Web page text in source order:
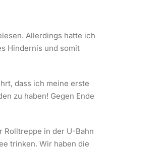
Allerdings hatte ich
Hindernis und somit
dass ich meine erste
zu haben! Gegen Ende
Rolltreppe in der U-Bahn
trinken. Wir haben die